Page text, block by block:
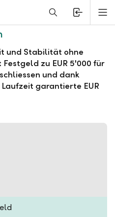
5'000 für 10
und Stabilität ohne
zu EUR 5'000 für
und dank
garantierte EUR